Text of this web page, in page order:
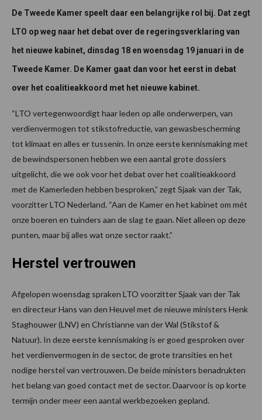
De Tweede Kamer speelt daar een belangrijke rol bij. Dat zegt
LTO op weg naar het debat over de regeringsverklaring van
het nieuwe kabinet, dinsdag 18 en woensdag 19 januari in de
Tweede Kamer. De Kamer gaat dan voor het eerst in debat
over het coalitieakkoord met het nieuwe kabinet.
“LTO vertegenwoordigt haar leden op alle onderwerpen, van
verdienvermogen tot stikstofreductie, van gewasbescherming
tot klimaat en alles er tussenin. In onze eerste kennismaking met
de bewindspersonen hebben we een aantal grote dossiers
uitgelicht, die we ook voor het debat over het coalitieakkoord
met de Kamerleden hebben besproken,” zegt Sjaak van der Tak,
voorzitter LTO Nederland. “Aan de Kamer en het kabinet om mét
onze boeren en tuinders aan de slag te gaan. Niet alleen op deze
punten, maar bij alles wat onze sector raakt.”
Herstel vertrouwen
Afgelopen woensdag spraken LTO voorzitter Sjaak van der Tak
en directeur Hans van den Heuvel met de nieuwe ministers Henk
Staghouwer (LNV) en Christianne van der Wal (Stikstof &
Natuur). In deze eerste kennismaking is er goed gesproken over
het verdienvermogen in de sector, de grote transities en het
nodige herstel van vertrouwen. De beide ministers benadrukten
het belang van goed contact met de sector. Daarvoor is op korte
termijn onder meer een aantal werkbezoeken gepland.